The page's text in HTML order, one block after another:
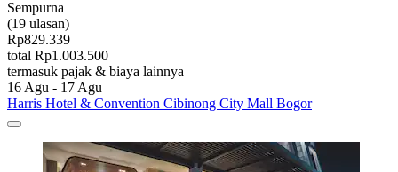
Sempurna
(19 ulasan)
Rp829.339
total Rp1.003.500
termasuk pajak & biaya lainnya
16 Agu - 17 Agu
Harris Hotel & Convention Cibinong City Mall Bogor